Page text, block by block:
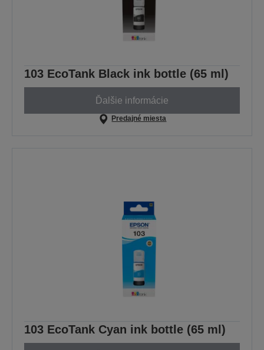
103 EcoTank Black ink bottle (65 ml)
Ďalšie informácie
Predajné miesta
103 EcoTank Cyan ink bottle (65 ml)